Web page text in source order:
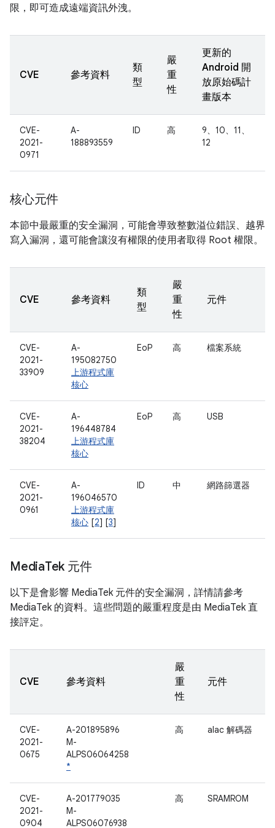
限，即可造成遠端資訊外洩。
CVE 參考資料
類
型
嚴
重
性
更新的
Android 開
放原始碼計
畫版本
CVE-
2021-
0971
A-
188893559
ID 高
9、10、11、
12
核心元件
本節中最嚴重的安全漏洞，可能會導致整數溢位錯誤、越界
寫入漏洞，還可能會讓沒有權限的使用者取得 Root 權限。
CVE 參考資料
類
型
嚴
重
性
元件
CVE-
2021-
33909
A-
195082750
上游程式庫
核心
EoP 高 檔案系統
CVE-
2021-
38204
A-
196448784
上游程式庫
核心
EoP 高 USB
CVE-
2021-
0961
A-
196046570
上游程式庫
核心 [2] [3]
ID 中 網路篩選器
MediaTek 元件
以下是會影響 MediaTek 元件的安全漏洞，詳情請參考
MediaTek 的資料。這些問題的嚴重程度是由 MediaTek 直
接評定。
CVE 參考資料
嚴
重
性
元件
CVE-
2021-
0675
A-201895896
M-
ALPS06064258
*
高 alac 解碼器
CVE-
2021-
0904
A-201779035
M-
ALPS06076938
高 SRAMROM